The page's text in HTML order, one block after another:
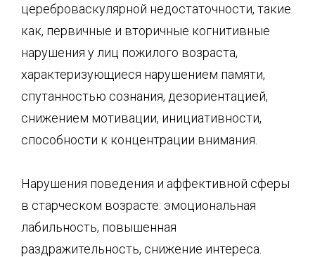
цереброваскулярной недостаточности, такие
как, первичные и вторичные когнитивные
нарушения у лиц пожилого возраста,
характеризующиеся нарушением памяти,
спутанностью сознания, дезориентацией,
снижением мотивации, инициативности,
способности к концентрации внимания.
Нарушения поведения и аффективной сферы
в старческом возрасте: эмоциональная
лабильность, повышенная
раздражительность, снижение интереса.